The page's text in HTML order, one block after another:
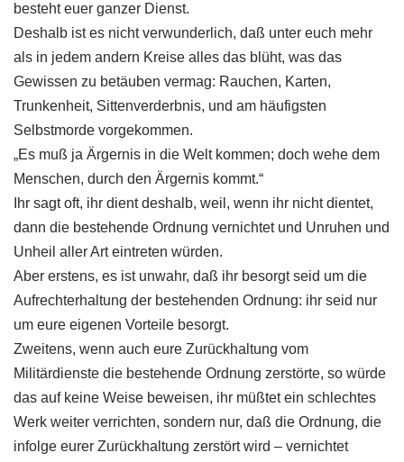
besteht euer ganzer Dienst.
Deshalb ist es nicht verwunderlich, daß unter euch mehr
als in jedem andern Kreise alles das blüht, was das
Gewissen zu betäuben vermag: Rauchen, Karten,
Trunkenheit, Sittenverderbnis, und am häufigsten
Selbstmorde vorgekommen.
„Es muß ja Ärgernis in die Welt kommen; doch wehe dem
Menschen, durch den Ärgernis kommt.“
Ihr sagt oft, ihr dient deshalb, weil, wenn ihr nicht dientet,
dann die bestehende Ordnung vernichtet und Unruhen und
Unheil aller Art eintreten würden.
Aber erstens, es ist unwahr, daß ihr besorgt seid um die
Aufrechterhaltung der bestehenden Ordnung: ihr seid nur
um eure eigenen Vorteile besorgt.
Zweitens, wenn auch eure Zurückhaltung vom
Militärdienste die bestehende Ordnung zerstörte, so würde
das auf keine Weise beweisen, ihr müßtet ein schlechtes
Werk weiter verrichten, sondern nur, daß die Ordnung, die
infolge eurer Zurückhaltung zerstört wird – vernichtet